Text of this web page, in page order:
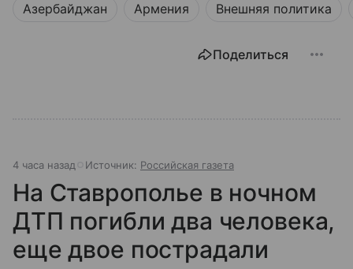
Азербайджан Армения Внешняя политика
Поделиться
4 часа назад Источник: Российская газета
На Ставрополье в ночном
ДТП погибли два человека,
еще двое пострадали